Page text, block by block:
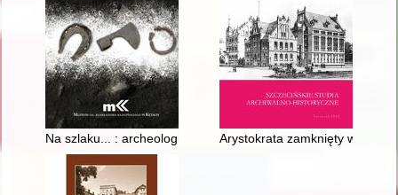
Na szlaku... : archeologiczne odkrycia z Kęt Podlesia
Arystokrata zamknięty w